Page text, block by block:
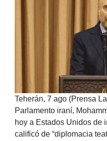
Teherán, 7 ago (Prensa
Parlamento iraní,
hoy a Estados Unidos de
calificó de “diplomacia